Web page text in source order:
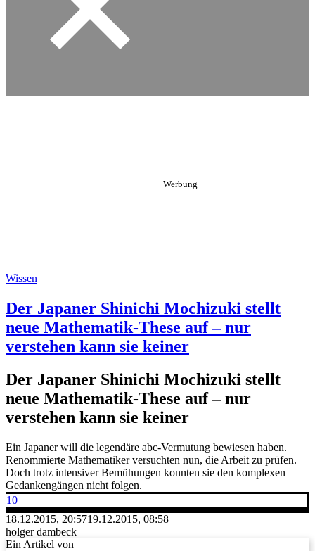
Wissen
Der Japaner Shinichi Mochizuki stellt
neue Mathematik-These auf – nur
verstehen kann sie keiner
Der Japaner Shinichi Mochizuki stellt
neue Mathematik-These auf – nur
verstehen kann sie keiner
Ein Japaner will die legendäre abc-Vermutung bewiesen haben.
Renommierte Mathematiker versuchten nun, die Arbeit zu prüfen.
Doch trotz intensiver Bemühungen konnten sie den komplexen
Gedankengängen nicht folgen.
10
18.12.2015, 20:5719.12.2015, 08:58
holger dambeck
Ein Artikel von